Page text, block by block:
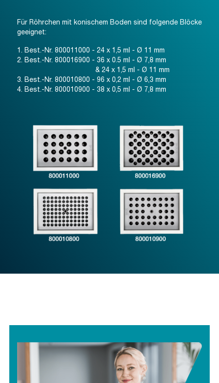
Für Röhrchen mit konischem Boden sind folgende Blöcke
geeignet:
1. Best.-Nr. 800011000 - 24 x 1,5 ml - Ø 11 mm
2. Best.-Nr. 800016900 - 36 x 0.5 ml - Ø 7,8 mm
& 24 x 1,5 ml - Ø 11 mm
3. Best.-Nr. 800010800 - 96 x 0,2 ml - Ø 6,3 mm
4. Best.-Nr. 800010900 - 38 x 0,5 ml - Ø 7,8 mm